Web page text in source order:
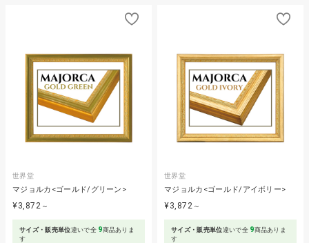
世界堂
マジョルカ<ゴールド/グリーン>
¥3,872 ～
サイズ・販売単位違いで全 9商品ありま
す
世界堂
マジョルカ<ゴールド/アイボリー>
¥3,872 ～
サイズ・販売単位違いで全 9商品ありま
す